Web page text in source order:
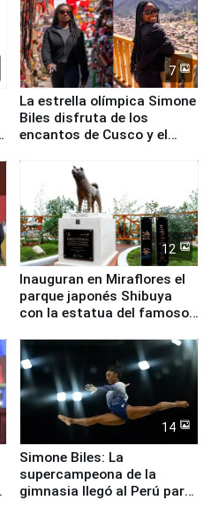
7
La estrella olímpica Simone
Biles disfruta de los
encantos de Cusco y el
12
Inauguran en Miraflores el
parque japonés Shibuya
con la estatua del famoso
14
Simone Biles: La
supercampeona de la
gimnasia llegó al Perú para